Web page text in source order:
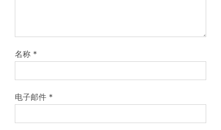
名称 *
电子邮件 *